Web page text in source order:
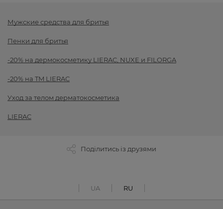
Мужские средства для бритья
Пенки для бритья
-20% на дермокосметику LIERAC, NUXE и FILORGA
-20% на TM LIERAC
Уход за телом дерматокосметика
LIERAC
Поділитись із друзями
UA RU